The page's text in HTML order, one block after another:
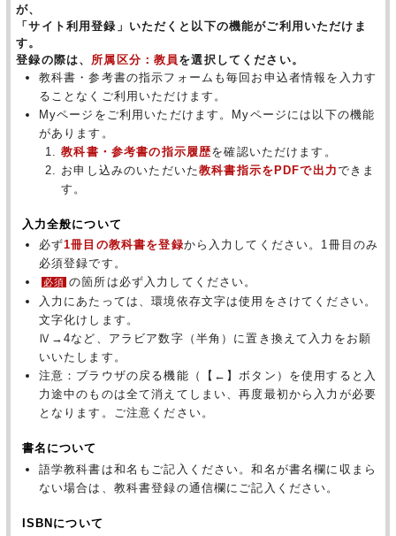
が、
「サイト利用登録」いただくと以下の機能がご利用いただけま
す。
登録の際は、 所属区分：教員 を選択してください。
教科書・参考書の指示フォームも毎回お申込者情報を入力す
ることなくご利用いただけます。
Myページをご利用いただけます。Myページには以下の機能
があります。
教科書・参考書の指示履歴を確認いただけます。
お申し込みのいただいた教科書指示をPDFで出力できま
す。
入力全般について
必ず1冊目の教科書を登録から入力してください。1冊目のみ
必須登録です。
必須 の箇所は必ず入力してください。
入力にあたっては、環境依存文字は使用をさけてください。
文字化けします。
Ⅳ→4など、アラビア数字（半角）に置き換えて入力をお願
いいたします。
注意：ブラウザの戻る機能（【←】ボタン）を使用すると入
力途中のものは全て消えてしまい、再度最初から入力が必要
となります。ご注意ください。
書名について
語学教科書は和名もご記入ください。和名が書名欄に収まら
ない場合は、教科書登録の通信欄にご記入ください。
ISBNについて